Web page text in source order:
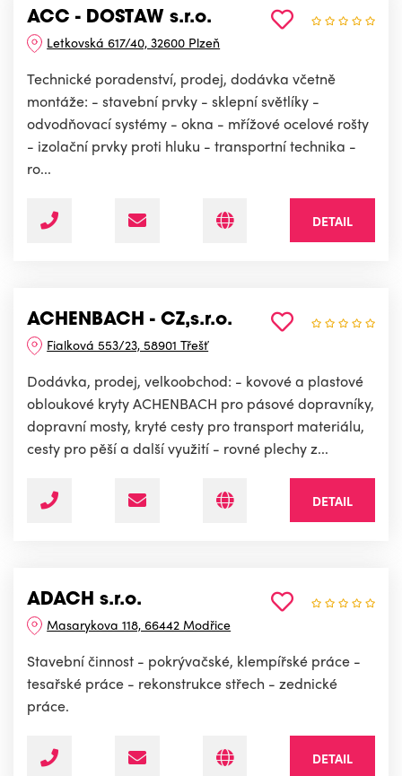
ACC - DOSTAW s.r.o.
Letkovská 617/40, 32600 Plzeň
Technické poradenství, prodej, dodávka včetně
montáže: - stavební prvky - sklepní světlíky -
odvodňovací systémy - okna - mřížové ocelové rošty
- izolační prvky proti hluku - transportní technika -
ro...
DETAIL
ACHENBACH - CZ,s.r.o.
Fialková 553/23, 58901 Třešť
Dodávka, prodej, velkoobchod: - kovové a plastové
obloukové kryty ACHENBACH pro pásové dopravníky,
dopravní mosty, kryté cesty pro transport materiálu,
cesty pro pěší a další využití - rovné plechy z...
DETAIL
ADACH s.r.o.
Masarykova 118, 66442 Modřice
Stavební činnost - pokrývačské, klempířské práce -
tesařské práce - rekonstrukce střech - zednické
práce.
DETAIL